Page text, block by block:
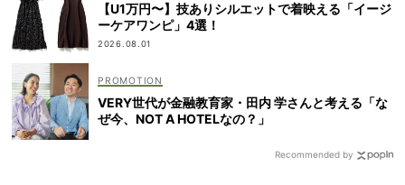
【U1万円〜】技ありシルエットで着映える「イージ
ーケアワンピ」4選！
2026.08.01
VERY世代が金融教育家・田内 学さんと考える「な
ぜ今、NOT A HOTELなの？」
Recommended by